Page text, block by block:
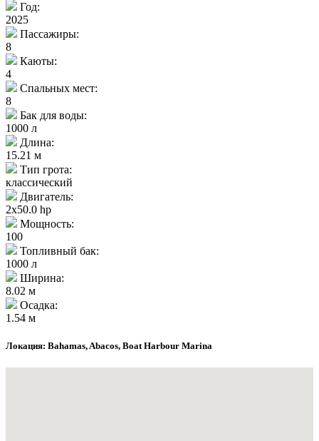
Год:
2025
Пассажиры:
8
Каюты:
4
Спальных мест:
8
Бак для воды:
1000 л
Длина:
15.21 м
Тип грота:
классический
Двигатель:
2x50.0 hp
Мощность:
100
Топливный бак:
1000 л
Ширина:
8.02 м
Осадка:
1.54 м
Локация: Bahamas, Abacos, Boat Harbour Marina